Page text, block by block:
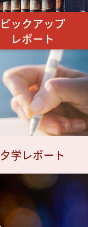
ピックアップ
レポート
夕学レポート